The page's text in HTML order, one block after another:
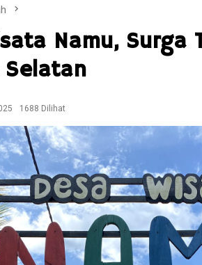
Namu, Surga
Selatan
1688 Dilihat